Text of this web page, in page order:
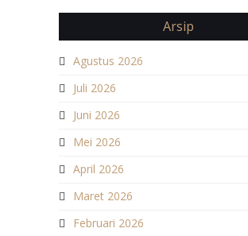
Arsip
Agustus 2026
Juli 2026
Juni 2026
Mei 2026
April 2026
Maret 2026
Februari 2026